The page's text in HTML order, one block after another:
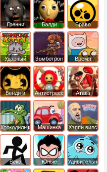
Гренни Балди
Браво
Старс
Ударный
отряд котят
Зомботрон
Время
Приключений
Бенди и
Чернильная
машина
Антистресс
Атака
Титанов
Крокодильчик
Свомпи
Машинка
Вилли
Хэппи вилс
Векс
Юные
титаны
Удивительный
мир